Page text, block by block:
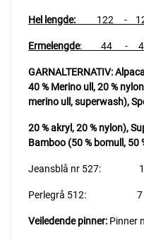
Hel lengde: 122 -
Ermelengde: 44 -
GARNALTERNATIV:
40 % Merino ull, 20 %
merino ull, superwash),
20 % akryl, 20 % nylon),
Bamboo (50 % bomull, 50
Jeansblå nr 527:
Perlegrå 512: 7
Veiledende pinner: Pinner